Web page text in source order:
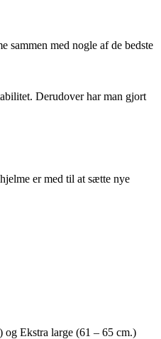
sammen med nogle af de bedste
Derudover har man gjort
er med til at sætte nye
Ekstra large (61 – 65 cm.)